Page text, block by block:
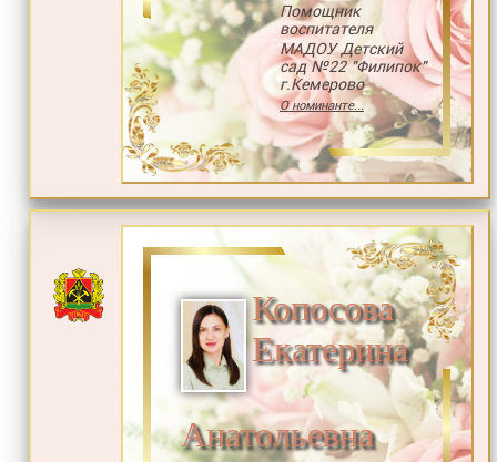
Помощник
воспитателя
МАДОУ Детский
сад №22 "Филипок"
г.Кемерово
О номинанте...
Копосова
Екатерина
Анатольевна